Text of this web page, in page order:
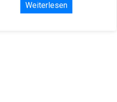
Weiterlesen